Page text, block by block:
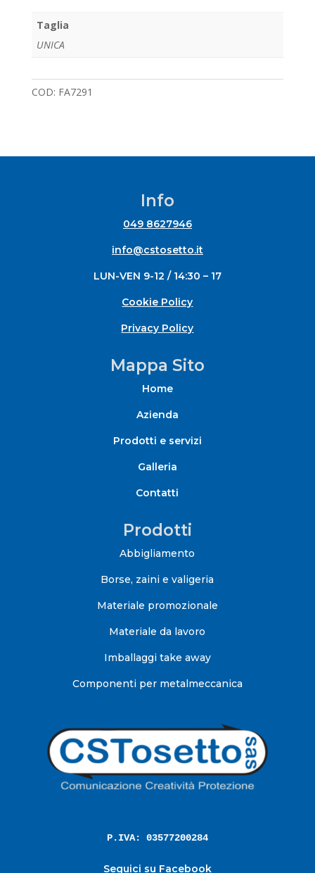
Taglia
UNICA
COD: FA7291
Info
049 8627946
info@cstosetto.it
LUN-VEN 9-12 / 14:30 – 17
Cookie Policy
Privacy Policy
Mappa Sito
Home
Azienda
Prodotti e servizi
Galleria
Contatti
Prodotti
Abbigliamento
Borse, zaini e valigeria
Materiale promozionale
Materiale da lavoro
Imballaggi take away
Componenti per metalmeccanica
P.IVA: 03577200284
Seguici su Facebook